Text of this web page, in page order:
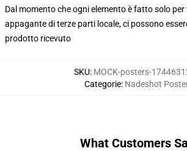
Dal momento che ogni elemento è fatto solo
appagante di terze parti locale, ci possono
prodotto ricevuto
SKU: MOCK-posters-
Categorie: Nadeshot
What Customers